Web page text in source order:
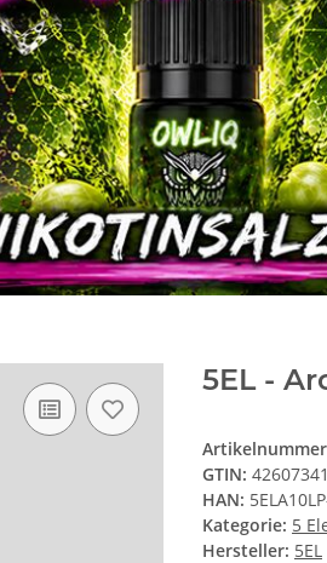
5EL -
GTIN:
HAN:
Kategorie: 5
Hersteller: 5EL